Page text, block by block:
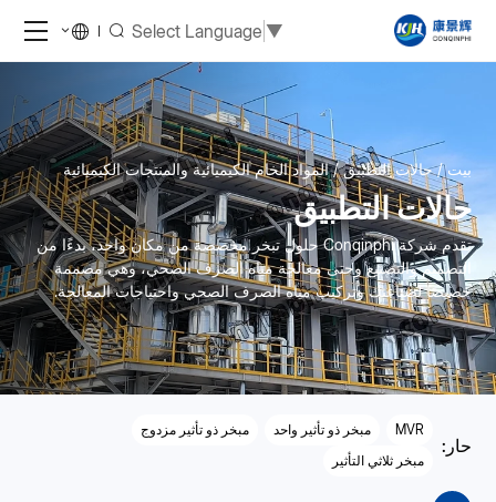
Select Language ▼
بيت حالات التطبيق المواد الخام الكيميائية والمنتجات الكيميائية
حالات التطبيق
تقدم شركة Conqinphi حلول تبخر مخصصة من مكان واحد، بدءًا من
التصميم والتصنيع وحتى معالجة مياه الصرف الصحي، وهي مصممة
خصيصًا لصناعتك وتركيب مياه الصرف الصحي واحتياجات المعالجة.
حار:
MVR مبخر ذو تأثير واحد
مبخر ذو تأثير مزدوج
مبخر ثلاثي التأثير